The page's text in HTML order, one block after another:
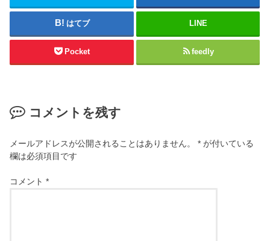
はてブ LINE
Pocket feedly
コメントを残す
メールアドレスが公開されることはありません。 * が付いている
欄は必須項目です
コメント*